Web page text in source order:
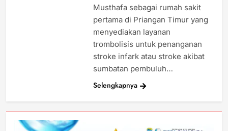
Musthafa sebagai rumah sakit
pertama di Priangan Timur yang
menyediakan layanan
trombolisis untuk penanganan
stroke infark atau stroke akibat
sumbatan pembuluh…
Selengkapnya